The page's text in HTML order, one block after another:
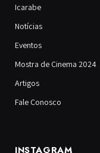
Icarabe
Notícias
Eventos
Mostra de Cinema 2024
Artigos
Fale Conosco
INSTAGRAM